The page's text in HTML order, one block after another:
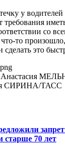
у водителей
требования
со
это
СИРИНА/ТАСС
старше 70 лет